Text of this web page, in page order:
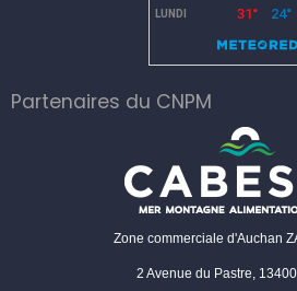
Partenaires du CNPM
Zone commerciale d'Auchan
2 Avenue du Pastre,